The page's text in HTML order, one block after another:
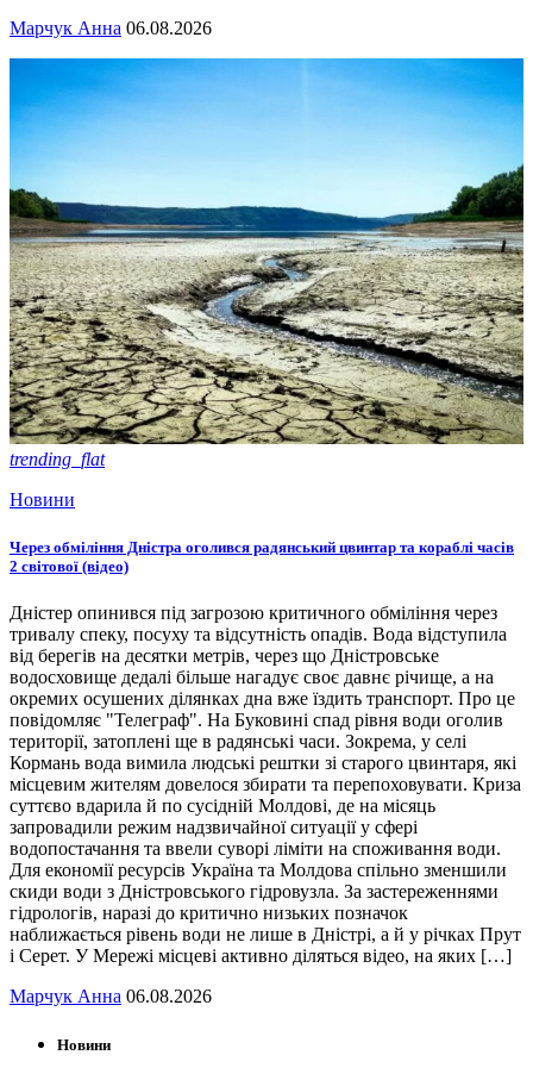
Марчук Анна 06.08.2026
trending_flat
Новини
Через обміління Дністра оголився радянський цвинтар та кораблі часів
2 світової (відео)
Дністер опинився під загрозою критичного обміління через
тривалу спеку, посуху та відсутність опадів. Вода відступила
від берегів на десятки метрів, через що Дністровське
водосховище дедалі більше нагадує своє давнє річище, а на
окремих осушених ділянках дна вже їздить транспорт. Про це
повідомляє "Телеграф". На Буковині спад рівня води оголив
території, затоплені ще в радянські часи. Зокрема, у селі
Кормань вода вимила людські рештки зі старого цвинтаря, які
місцевим жителям довелося збирати та перепоховувати. Криза
суттєво вдарила й по сусідній Молдові, де на місяць
запровадили режим надзвичайної ситуації у сфері
водопостачання та ввели суворі ліміти на споживання води.
Для економії ресурсів Україна та Молдова спільно зменшили
скиди води з Дністровського гідровузла. За застереженнями
гідрологів, наразі до критично низьких позначок
наближається рівень води не лише в Дністрі, а й у річках Прут
і Серет. У Мережі місцеві активно діляться відео, на яких […]
Марчук Анна 06.08.2026
Новини